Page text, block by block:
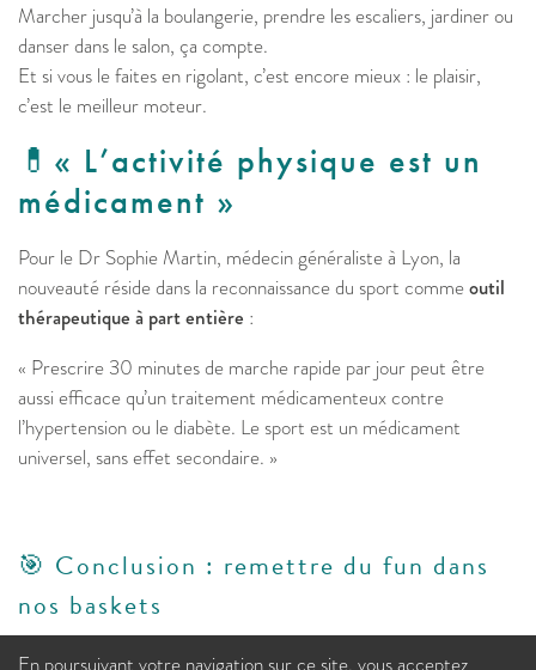
Marcher jusqu’à la boulangerie, prendre les escaliers, jardiner ou
danser dans le salon, ça compte.
Et si vous le faites en rigolant, c’est encore mieux : le plaisir,
c’est le meilleur moteur.
💊​« L’activité physique est un
médicament »
Pour le Dr Sophie Martin, médecin généraliste à Lyon, la
nouveauté réside dans la reconnaissance du sport commeoutil
thérapeutique à part entière :
« Prescrire 30 minutes de marche rapide par jour peut être
aussi efficace qu’un traitement médicamenteux contre
l’hypertension ou le diabète. Le sport est un médicament
universel, sans effet secondaire. »
🎯 Conclusion : remettre du fun dans
nos baskets